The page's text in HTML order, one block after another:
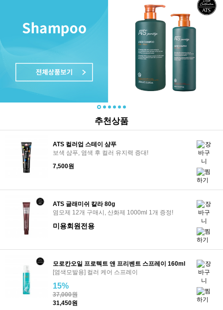
추천상품
ATS 컬러업 스테이 샴푸
보색 샴푸, 염색 후 컬러 유지력 증대!
7,500원
ATS 글래미쉬 칼라 80g
염모제 12개 구매시, 산화제 1000ml 1개 증정!
미용회원전용
모로칸오일 프로텍트 앤 프리벤트 스프레이 160ml
[염색모발용] 컬러 케어 스프레이
15%
37,000원
31,450원